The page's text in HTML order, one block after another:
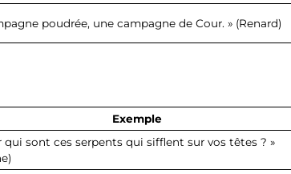
poudrée, une campagne de Cour. » (Renard)
Exemple
qui sont ces serpents qui sifflent sur vos têtes ? »